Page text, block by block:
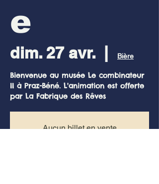
e
dim. 27 avr.
  |
Bière
Bienvenue au musée Le combinateur
II à Praz-Béné. L'animation est offerte
par La Fabrique des Rêves
Aucun billet en vente